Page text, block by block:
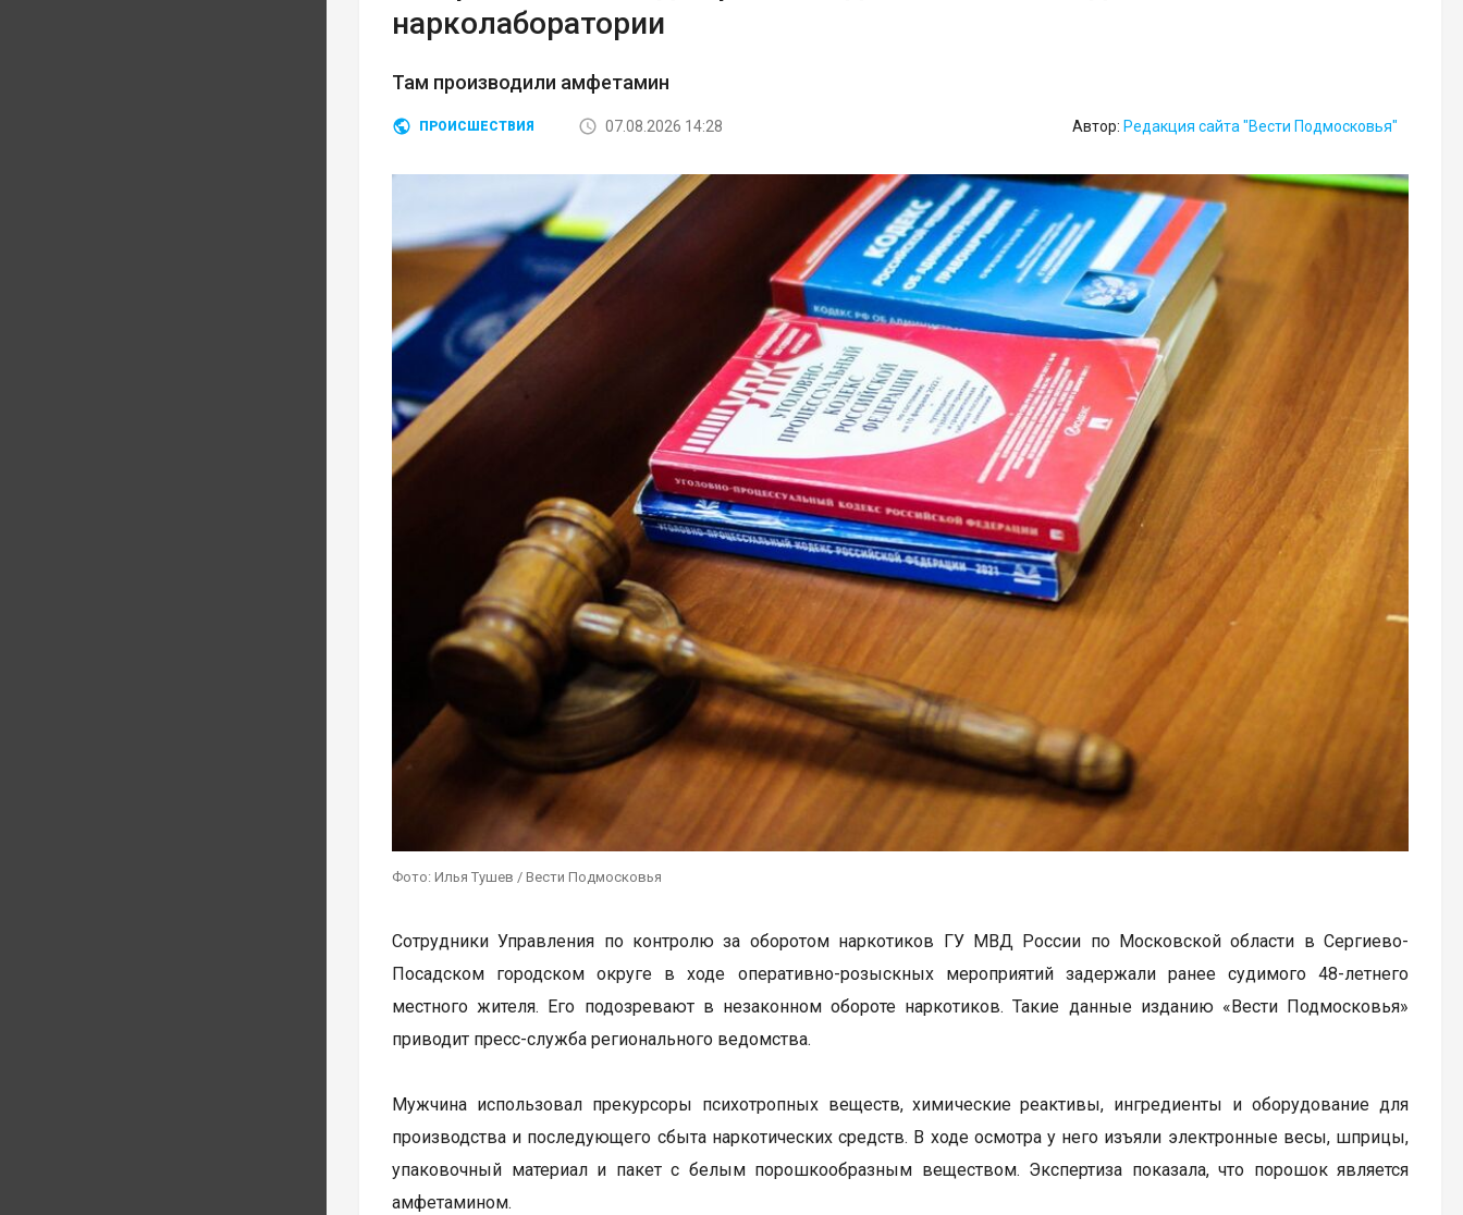
нарколаборатории
Там производили амфетамин
ПРОИСШЕСТВИЯ 07.08.2026 14:28 Автор: Редакция сайта "Вести Подмосковья"
Фото: Илья Тушев / Вести Подмосковья
Сотрудники Управления по контролю за оборотом наркотиков ГУ МВД России по Московской области в Сергиево-
Посадском городском округе в ходе оперативно-розыскных мероприятий задержали ранее судимого 48-летнего
местного жителя. Его подозревают в незаконном обороте наркотиков. Такие данные изданию «Вести Подмосковья»
приводит пресс-служба регионального ведомства.
Мужчина использовал прекурсоры психотропных веществ, химические реактивы, ингредиенты и оборудование для
производства и последующего сбыта наркотических средств. В ходе осмотра у него изъяли электронные весы, шприцы,
упаковочный материал и пакет с белым порошкообразным веществом. Экспертиза показала, что порошок является
амфетамином.